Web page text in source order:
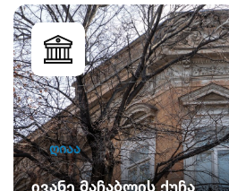
ღიაა
ივანე მაჩაბლის ქუჩა